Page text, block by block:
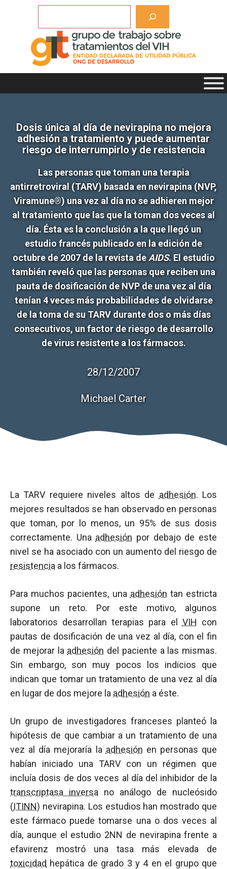
Dosis única al día de nevirapina no mejora
adhesión a tratamiento y puede aumentar
riesgo de interrumpirlo y de resistencia
Las personas que toman una terapia
antirretroviral (TARV) basada en nevirapina (NVP,
Viramune®) una vez al día no se adhieren mejor
al tratamiento que las que la toman dos veces al
día. Ésta es la conclusión a la que llegó un
estudio francés publicado en la edición de
octubre de 2007 de la revista deAIDS. El estudio
también reveló que las personas que reciben una
pauta de dosificación de NVP de una vez al día
tenían 4 veces más probabilidades de olvidarse
de la toma de su TARV durante dos o más días
consecutivos, un factor de riesgo de desarrollo
de virus resistente a los fármacos.
28/12/2007
Michael Carter
La TARV requiere niveles altos de adhesión. Los
mejores resultados se han observado en personas
que toman, por lo menos, un 95% de sus dosis
correctamente. Una adhesión por debajo de este
nivel se ha asociado con un aumento del riesgo de
resistencia a los fármacos.
Para muchos pacientes, una adhesión tan estricta
supone un reto. Por este motivo, algunos
laboratorios desarrollan terapias para el VIH con
pautas de dosificación de una vez al día, con el fin
de mejorar la adhesión del paciente a las mismas.
Sin embargo, son muy pocos los indicios que
indican que tomar un tratamiento de una vez al día
en lugar de dos mejore la adhesión a éste.
Un grupo de investigadores franceses planteó la
hipótesis de que cambiar a un tratamiento de una
vez al día mejoraría la adhesión en personas que
habían iniciado una TARV con un régimen que
incluía dosis de dos veces al día del inhibidor de la
transcriptasa inversa no análogo de nucleósido
(ITINN) nevirapina. Los estudios han mostrado que
este fármaco puede tomarse una o dos veces al
día, aunque el estudio 2NN de nevirapina frente a
efavirenz mostró una tasa más elevada de
toxicidad hepática de grado 3 y 4 en el grupo que